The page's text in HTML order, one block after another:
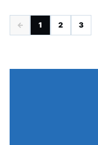
← 1 2 3